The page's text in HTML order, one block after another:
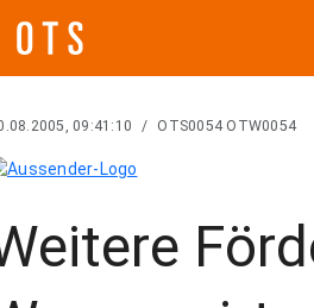
09:41:10 / OTS0054 OTW0054